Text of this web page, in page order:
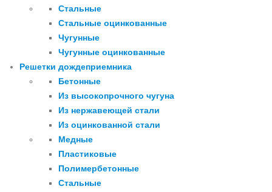
Стальные
Стальные оцинкованные
Чугунные
Чугунные оцинкованные
Решетки дождеприемника
Бетонные
Из высокопрочного чугуна
Из нержавеющей стали
Из оцинкованной стали
Медные
Пластиковые
Полимербетонные
Стальные